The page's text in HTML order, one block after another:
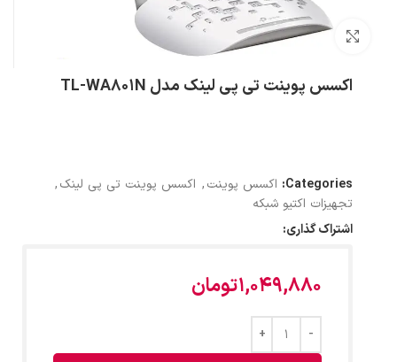
بزرگنمایی تصویر
اکسس پوینت تی پی لینک مدل TL-WA801N
Categories: اکسس پوینت, اکسس پوینت تی پی لینک,
تجهیزات اکتیو شبکه
اشتراک گذاری:
1,049,880تومان